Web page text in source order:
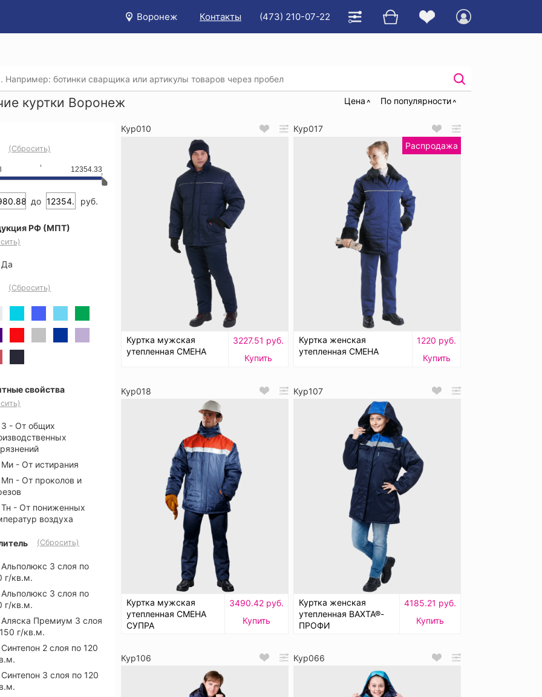
Воронеж Контакты (473) 210-07-22
куртки Воронеж Цена По популярности
(Сбросить)
12354.33
до руб.
РФ (МПТ)
(Сбросить)
свойства
- От общих
- От истирания
- От проколов и
- От пониженных
воздуха
(Сбросить)
3 слоя по
г/кв.м.
3 слоя по
г/кв.м.
Премиум 3 слоя
г/кв.м.
2 слоя по 120
3 слоя по 120
Кур010
Куртка мужская
утепленная СМЕНА
3227.51 руб.
Купить
Кур017
Распродажа
Куртка женская
утепленная СМЕНА
1220 руб.
Купить
Кур018
Куртка мужская
утепленная СМЕНА
СУПРА
3490.42 руб.
Купить
Кур107
Куртка женская
утепленная ВАХТА®-
ПРОФИ
4185.21 руб.
Купить
Кур106 Кур066